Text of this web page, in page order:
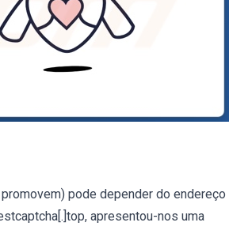
pode depender do endereço
apresentou-nos uma